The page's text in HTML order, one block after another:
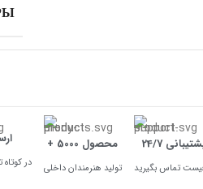
در
+ 5000 محصول
تولید هنرمندان داخلی
24/7